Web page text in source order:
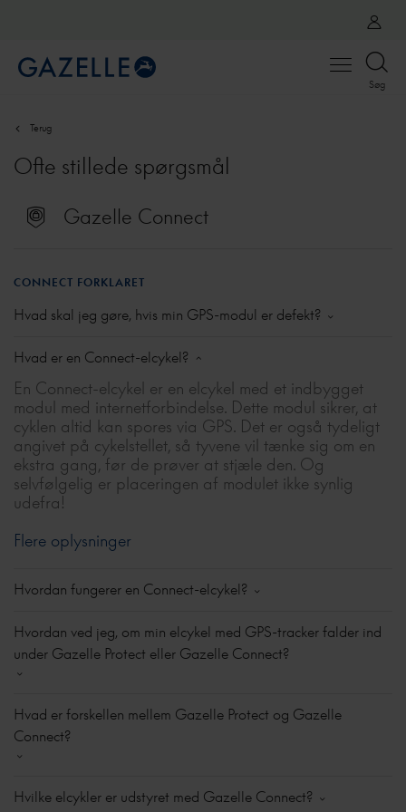
Open
Søg
Terug
Ofte stillede spørgsmål
Gazelle Connect
CONNECT FORKLARET
Hvad skal jeg gøre, hvis min GPS-modul er defekt?
det tjekket hos din Cykelhandler. Hvis defekten
bekræftes, kan du få installeret et nyt modul. Dette er
gratis inden for garantiperioden. Bemærk: Gazelle er
ikke ansvarlig i tilfælde af tyveri, hvor modulet kke
sendte noget signal.
Hvad er en Connect-elcykel?
En Connect-elcykel er en elcykel med et indbygget
modul med internetforbindelse. Dette modul sikrer, at
cyklen altid kan spores via GPS. Det er også tydeligt
angivet på cykelstellet, så tyvene vil tænke sig om en
ekstra gang, før de prøver at stjæle den. Og
selvfølgelig er placeringen af modulet ikke synlig
udefra!
Flere oplysninger
Hvordan fungerer en Connect-elcykel?
GPS-chip. Når du modtager en Connect-elcykel,
modtager du også en aktiveringskode, som du
indtaster i Connect-appen. Det betyder, at du altid
nemt at aktivere tyverisikring via appen. Hvis din
elcykel bevæger sig uventet, modtager du en
notifikation.
Hvis du har tegnet cykelforsikring hos Laka, kan du
Hvordan ved jeg, om min elcykel med GPS-tracker falder ind
under Gazelle Protect eller Gazelle Connect?
ikon med en lås og teksten 'GPS-Connected', falder din
elcykel ind under Gazelle Connect. Hvis du kun ser
dette gule ikon uden tekst, falder den ind under
Hvad er forskellen mellem Gazelle Protect og Gazelle
Connect?
sindet, når du cykler. GPS-trackeren? Den er allerede
Hvilke elcykler er udstyret med Gazelle Connect?